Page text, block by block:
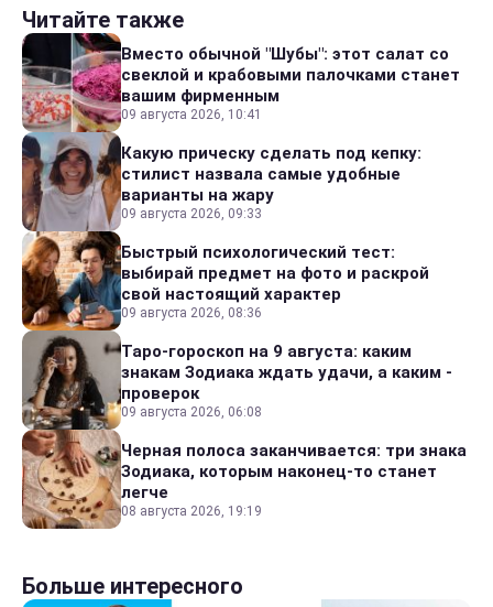
Читайте также
Вместо обычной "Шубы": этот салат со
свеклой и крабовыми палочками станет
вашим фирменным
09 августа 2026, 10:41
Какую прическу сделать под кепку:
стилист назвала самые удобные
варианты на жару
09 августа 2026, 09:33
Быстрый психологический тест:
выбирай предмет на фото и раскрой
свой настоящий характер
09 августа 2026, 08:36
Таро-гороскоп на 9 августа: каким
знакам Зодиака ждать удачи, а каким -
проверок
09 августа 2026, 06:08
Черная полоса заканчивается: три знака
Зодиака, которым наконец-то станет
легче
08 августа 2026, 19:19
Больше интересного